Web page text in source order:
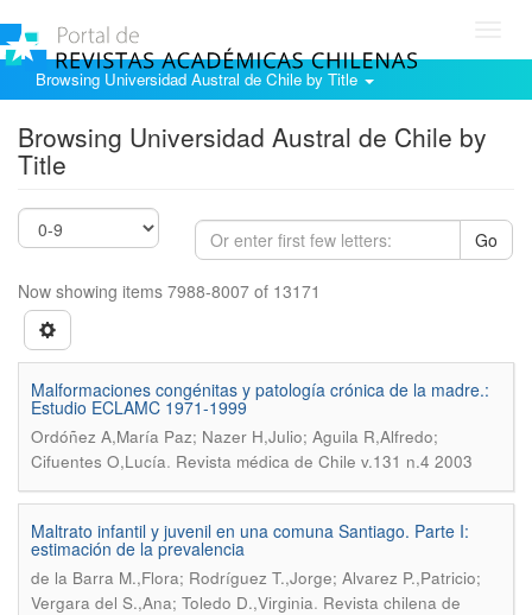
Browsing Universidad Austral de Chile by Title
Browsing Universidad Austral de Chile by
Title
Go
Now showing items 7988-8007 of 13171
Malformaciones congénitas y patología crónica de la madre.:
Estudio ECLAMC 1971-1999
Ordóñez A,María Paz; Nazer H,Julio; Aguila R,Alfredo;
Cifuentes O,Lucía. Revista médica de Chile v.131 n.4 2003
Maltrato infantil y juvenil en una comuna Santiago. Parte I:
estimación de la prevalencia
de la Barra M.,Flora; Rodríguez T.,Jorge; Alvarez P.,Patricio;
Vergara del S.,Ana; Toledo D.,Virginia. Revista chilena de